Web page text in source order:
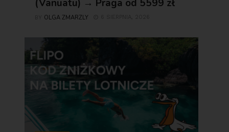
(Vanuatu) → Praga od 5599 zł
OLGA ZMARZLY